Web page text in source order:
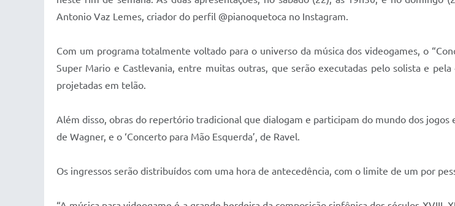
Antonio Vaz Lemes, criador do perfil @pianoquetoca no Instagram.
Com um programa totalmente voltado para o universo da música dos videogames, o
Super Mario e Castlevania, entre muitas outras, que serão executadas pelo solista e
projetadas em telão.
Além disso, obras do repertório tradicional que dialogam e participam do mundo dos jogos
de Wagner, e o ‘Concerto para Mão Esquerda’, de Ravel.
Os ingressos serão distribuídos com uma hora de antecedência, com o limite de um por